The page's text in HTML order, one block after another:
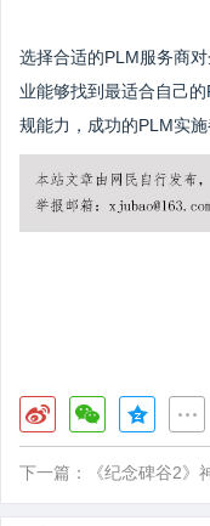
选择合适的PLM服务商
业能够找到最适合自己
规能力，成功的PLM实
下一篇： 《纪念碑谷2